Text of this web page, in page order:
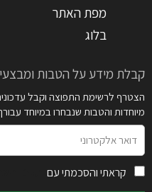
מפת האתר
בלוג
קבלת מידע על הטבות
הצטרף לרשימת התפוצה וקבל
מיוחדות והטבות שנבחרו במיוחד
אלקטרוני
קראתי והסכמתי עם